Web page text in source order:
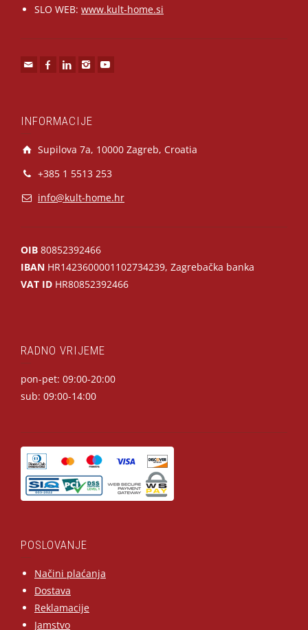
SLO WEB: www.kult-home.si
INFORMACIJE
Supilova 7a, 10000 Zagreb, Croatia
+385 1 5513 253
info@kult-home.hr
OIB 80852392466
IBAN HR1423600001102734239, Zagrebačka banka
VAT ID HR80852392466
RADNO VRIJEME
pon-pet: 09:00-20:00
sub: 09:00-14:00
POSLOVANJE
Načini plaćanja
Dostava
Reklamacije
Jamstvo